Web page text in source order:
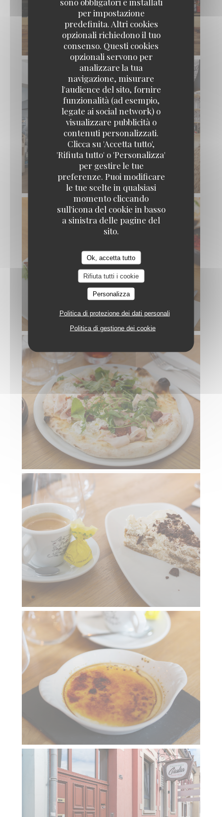
per impostazione
predefinita. Altri cookies
opzionali richiedono il tuo
consenso. Questi cookies
opzionali servono per
analizzare la tua
navigazione, misurare
l'audience del sito, fornire
funzionalità (ad esempio,
legate ai social network) o
visualizzare pubblicità o
contenuti personalizzati.
Clicca su 'Accetta tutto',
'Rifiuta tutto' o 'Personalizza'
per gestire le tue
preferenze. Puoi modificare
le tue scelte in qualsiasi
momento cliccando
sull'icona del cookie in basso
a sinistra delle pagine del
sito.
Ok, accetta tutto
Rifiuta tutti i cookie
Personalizza
Politica di protezione dei dati personali
Politica di gestione dei cookie